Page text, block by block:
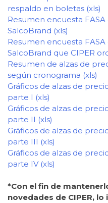
respaldo en boletas (xls)
Resumen encuesta
SalcoBrand (xls)
Resumen encuesta
SalcoBrand que CIPER
Resumen de alzas de
según cronograma (xls)
Gráficos de alzas de
parte I (xls)
Gráficos de alzas de
parte II (xls)
Gráficos de alzas de
parte III (xls)
Gráficos de alzas de
parte IV (xls)
*Con el fin de
novedades de CIPER,